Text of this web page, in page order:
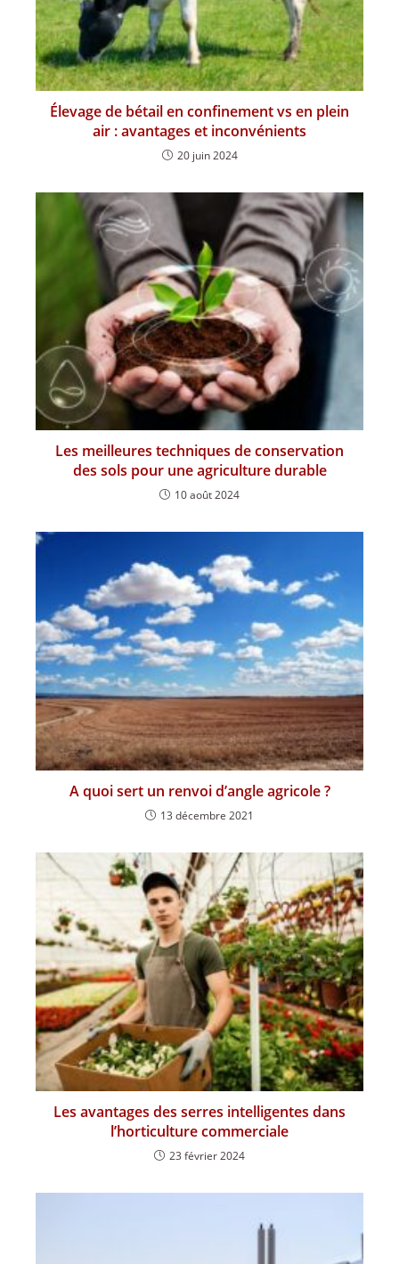
Élevage de bétail en confinement vs en plein
air : avantages et inconvénients
20 juin 2024
Les meilleures techniques de conservation
des sols pour une agriculture durable
10 août 2024
A quoi sert un renvoi d’angle agricole ?
13 décembre 2021
Les avantages des serres intelligentes dans
l’horticulture commerciale
23 février 2024